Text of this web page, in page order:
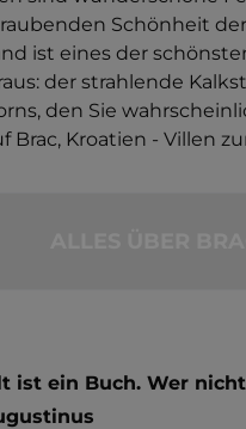
Schönheit
ist eines der
der strahlende
den Sie
Brac, Kroatien - Villen
ist ein Buch. Wer